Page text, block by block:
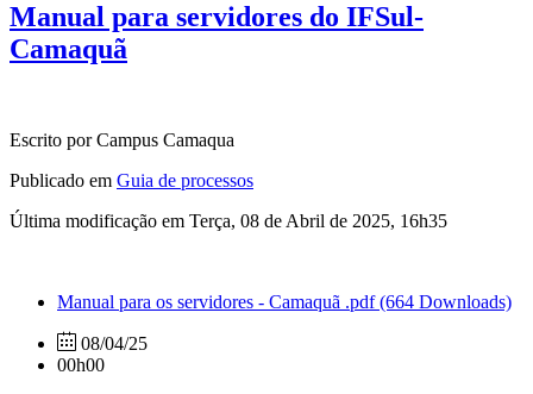
Manual para servidores do IFSul-
Camaquã
Escrito por Campus Camaqua
Publicado em Guia de processos
Última modificação em Terça, 08 de Abril de 2025, 16h35
Manual para os servidores - Camaquã .pdf(664 Downloads)
08/04/25
00h00